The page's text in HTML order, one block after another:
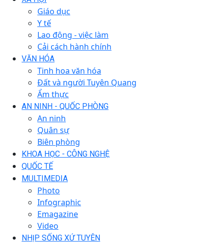
Giáo dục
Y tế
Lao động - việc làm
Cải cách hành chính
VĂN HÓA
Tinh hoa văn hóa
Đất và người Tuyên Quang
Ẩm thực
AN NINH - QUỐC PHÒNG
An ninh
Quân sự
Biên phòng
KHOA HỌC - CÔNG NGHỆ
QUỐC TẾ
MULTIMEDIA
Photo
Infographic
Emagazine
Video
NHỊP SỐNG XỨ TUYÊN